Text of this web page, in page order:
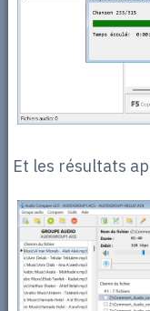
Et les résultats